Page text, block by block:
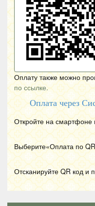
Оплату также можно
по ссылке.
Оплата через
Откройте на
Выберите«Оплата по QR
Отсканируйте QR код и